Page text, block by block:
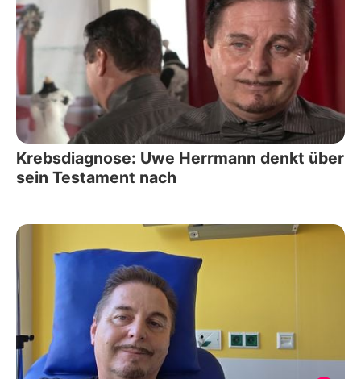
Krebsdiagnose: Uwe Herrmann denkt über
sein Testament nach